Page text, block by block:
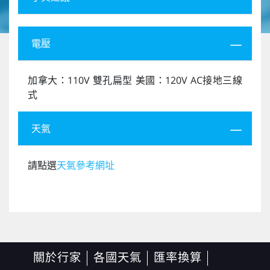
電壓
加拿大：110V 雙孔扁型 美國：120V AC接地三線
式
天氣
請點選天氣參考網址
關於行家 各國天氣
匯率換算